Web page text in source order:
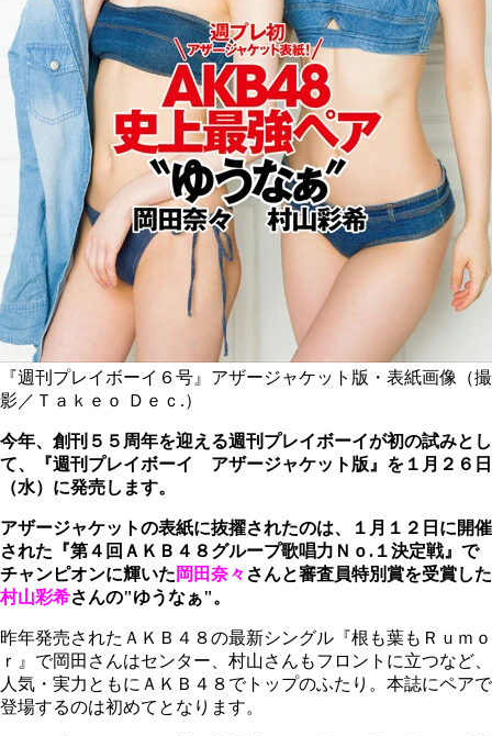
『週刊プレイボーイ６号』アザージャケット版・表紙画像（撮
影／Ｔａｋｅｏ Ｄｅｃ.）
今年、創刊５５周年を迎える週刊プレイボーイが初の試みとし
て、『週刊プレイボーイ アザージャケット版』を１月２６日
（水）に発売します。
アザージャケットの表紙に抜擢されたのは、１月１２日に開催
された『第４回ＡＫＢ４８グループ歌唱力Ｎｏ.１決定戦』で
チャンピオンに輝いた 岡田奈々 さんと審査員特別賞を受賞した
村山彩希さんの"ゆうなぁ"。
昨年発売されたＡＫＢ４８の最新シングル『根も葉もＲｕｍｏ
ｒ』で岡田さんはセンター、村山さんもフロントに立つなど、
人気・実力ともにＡＫＢ４８でトップのふたり。本誌にペアで
登場するのは初めてとなります。